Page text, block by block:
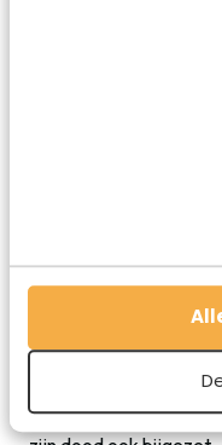
6. De Taj Mahal
De Taj Mahal in India
Mogolrijk. Zij stierf in
bijzonder